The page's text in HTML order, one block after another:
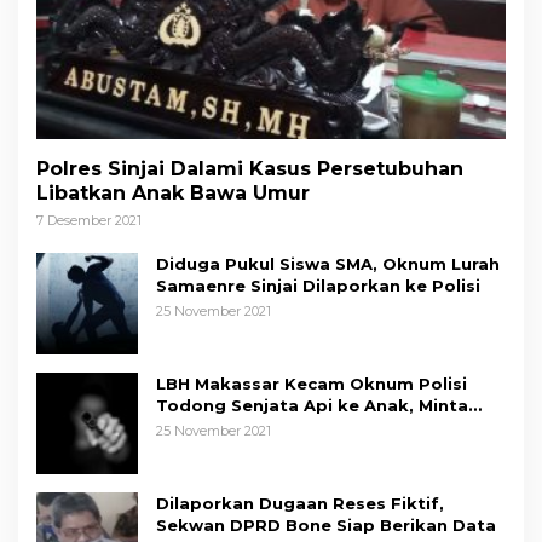
Polres Sinjai Dalami Kasus Persetubuhan
Libatkan Anak Bawa Umur
7 Desember 2021
Diduga Pukul Siswa SMA, Oknum Lurah
Samaenre Sinjai Dilaporkan ke Polisi
25 November 2021
LBH Makassar Kecam Oknum Polisi
Todong Senjata Api ke Anak, Minta
Kapolda Sulsel Tindak Tegas
25 November 2021
Dilaporkan Dugaan Reses Fiktif,
Sekwan DPRD Bone Siap Berikan Data